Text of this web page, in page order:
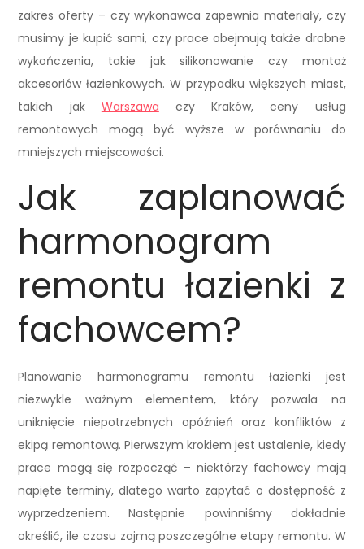
zakres oferty – czy wykonawca zapewnia materiały, czy
musimy je kupić sami, czy prace obejmują także drobne
wykończenia, takie jak silikonowanie czy montaż
akcesoriów łazienkowych. W przypadku większych miast,
takich jak Warszawa czy Kraków, ceny usług
remontowych mogą być wyższe w porównaniu do
mniejszych miejscowości.
Jak zaplanować
harmonogram
remontu łazienki z
fachowcem?
Planowanie harmonogramu remontu łazienki jest
niezwykle ważnym elementem, który pozwala na
uniknięcie niepotrzebnych opóźnień oraz konfliktów z
ekipą remontową. Pierwszym krokiem jest ustalenie, kiedy
prace mogą się rozpocząć – niektórzy fachowcy mają
napięte terminy, dlatego warto zapytać o dostępność z
wyprzedzeniem. Następnie powinniśmy dokładnie
określić, ile czasu zajmą poszczególne etapy remontu. W